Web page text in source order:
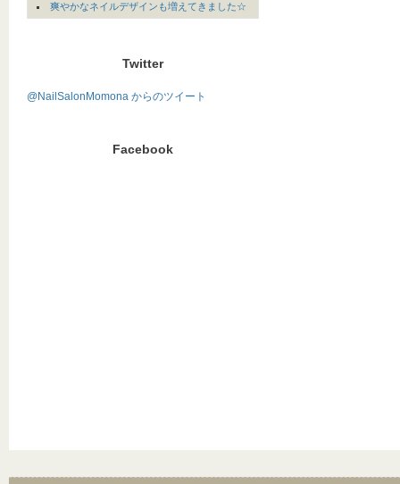
爽やかなネイルデザインも増えてきました☆
Twitter
@NailSalonMomona からのツイート
Facebook